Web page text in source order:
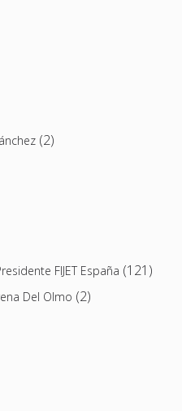
(2)
FIJET España (121)
Del Olmo (2)